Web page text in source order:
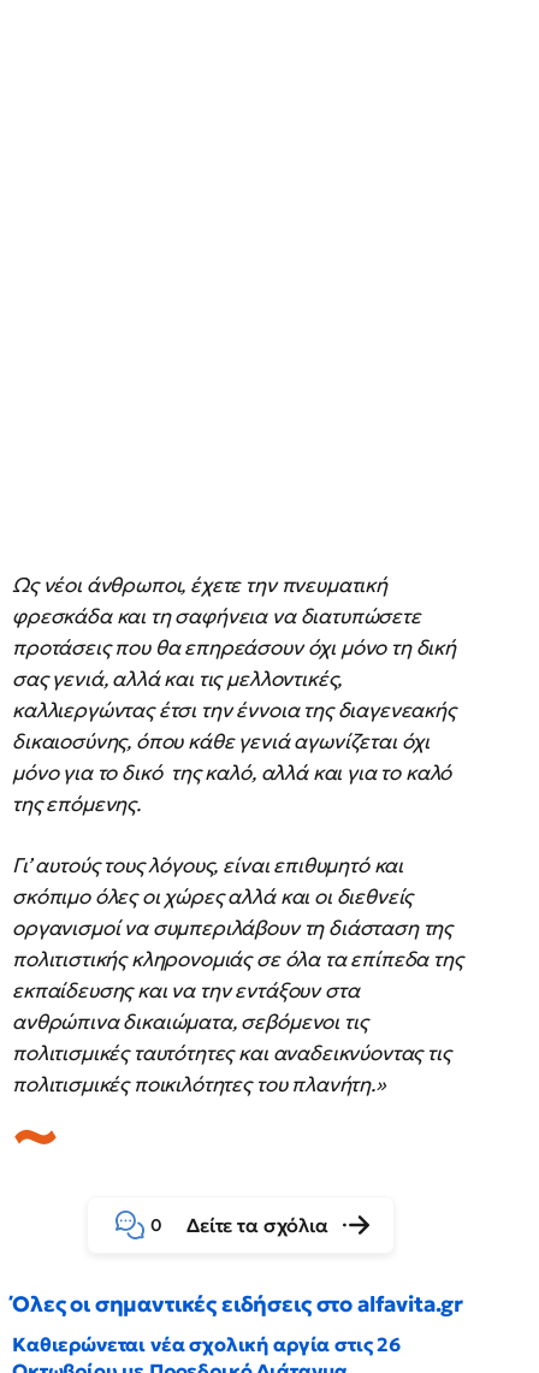
Ως νέοι άνθρωποι, έχετε την πνευματική
φρεσκάδα και τη σαφήνεια να διατυπώσετε
προτάσεις που θα επηρεάσουν όχι μόνο τη δική
σας γενιά, αλλά και τις μελλοντικές,
καλλιεργώντας έτσι την έννοια της διαγενεακής
δικαιοσύνης, όπου κάθε γενιά αγωνίζεται όχι
μόνο για το δικό της καλό, αλλά και για το καλό
της επόμενης.
Γι’ αυτούς τους λόγους, είναι επιθυμητό και
σκόπιμο όλες οι χώρες αλλά και οι διεθνείς
οργανισμοί να συμπεριλάβουν τη διάσταση της
πολιτιστικής κληρονομιάς σε όλα τα επίπεδα της
εκπαίδευσης και να την εντάξουν στα
ανθρώπινα δικαιώματα, σεβόμενοι τις
πολιτισμικές ταυτότητες και αναδεικνύοντας τις
πολιτισμικές ποικιλότητες του πλανήτη.»
0 Δείτε τα σχόλια
Όλες οι σημαντικές ειδήσεις στο alfavita.gr
Καθιερώνεται νέα σχολική αργία στις 26